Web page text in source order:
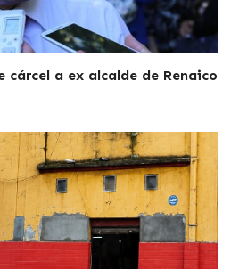
cárcel a ex alcalde de Renaico